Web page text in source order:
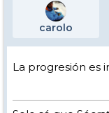
carolo
La progresión es